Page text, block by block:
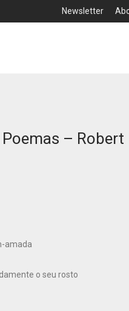
Newsletter
– Robert
amada
o seu rosto